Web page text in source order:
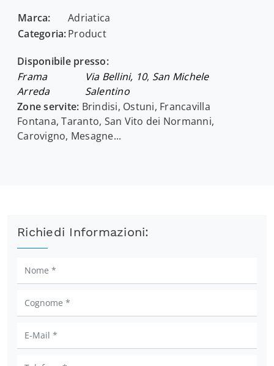
Marca:
Adriatica
Categoria:Product
Disponibile presso:
Frama
Arreda
Via Bellini, 10, San Michele
Salentino
Zone servite: Brindisi, Ostuni, Francavilla
Fontana, Taranto, San Vito dei Normanni,
Carovigno, Mesagne...
Richiedi Informazioni: